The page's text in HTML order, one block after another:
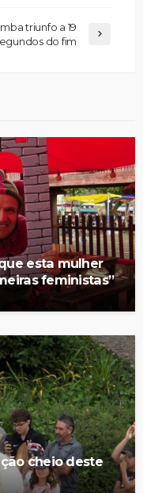
triunfo a 19
do fim
esta mulher
feministas”
cheio deste